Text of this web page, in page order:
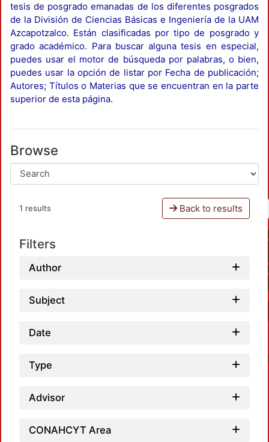
tesis de posgrado emanadas de los diferentes posgrados
de la División de Ciencias Básicas e Ingeniería de la UAM
Azcapotzalco. Están clasificadas por tipo de posgrado y
grado académico. Para buscar alguna tesis en especial,
puedes usar el motor de búsqueda por palabras, o bien,
puedes usar la opción de listar por Fecha de publicación;
Autores; Títulos o Materias que se encuentran en la parte
superior de esta página.
Browse
1 results Back to results
Filters
Author
Subject
Date
Type
Advisor
CONAHCYT Area